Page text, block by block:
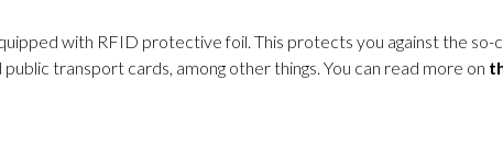
with RFID protective foil. This protects you against the
transport cards, among other things. You can read more on